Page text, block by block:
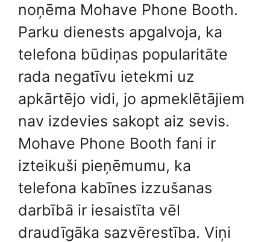
noņēma Mohave Phone Booth.
Parku dienests apgalvoja, ka
telefona būdiņas popularitāte
rada negatīvu ietekmi uz
apkārtējo vidi, jo apmeklētājiem
nav izdevies sakopt aiz sevis.
Mohave Phone Booth fani ir
izteikuši pieņēmumu, ka
telefona kabīnes izzušanas
darbībā ir iesaistīta vēl
draudīgāka sazvērestība. Viņi